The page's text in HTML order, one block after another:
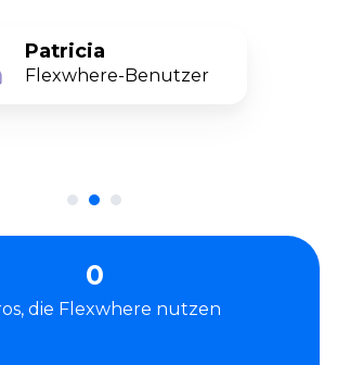
Patricia
Flexwhere-Benutzer
0
die Flexwhere nutzen